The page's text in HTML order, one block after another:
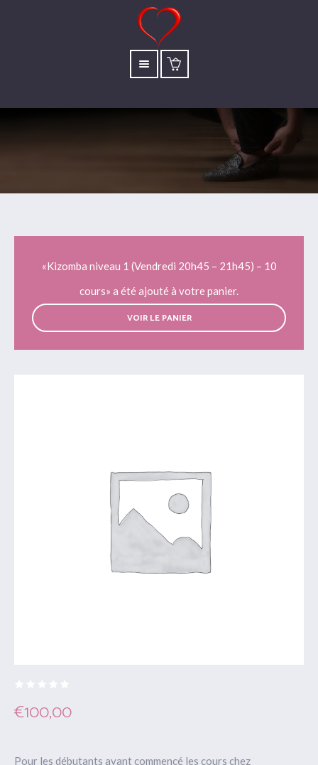
«Kizomba niveau 1 (Vendredi 20h45 – 21h45) – 10
cours» a été ajouté à votre panier.
VOIR LE PANIER
€100,00
Pour les débutants ayant commencé les cours chez